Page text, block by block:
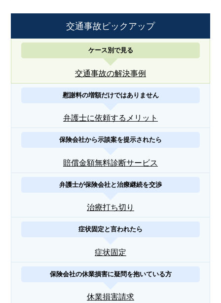
交通事故ピックアップ
ケース別で見る
交通事故の解決事例
慰謝料の増額だけではありません
弁護士に依頼するメリット
保険会社から示談案を提示されたら
賠償金額無料診断サービス
弁護士が保険会社と治療継続を交渉
治療打ち切り
症状固定と言われたら
症状固定
保険会社の休業損害に疑問を抱いている方
休業損害請求